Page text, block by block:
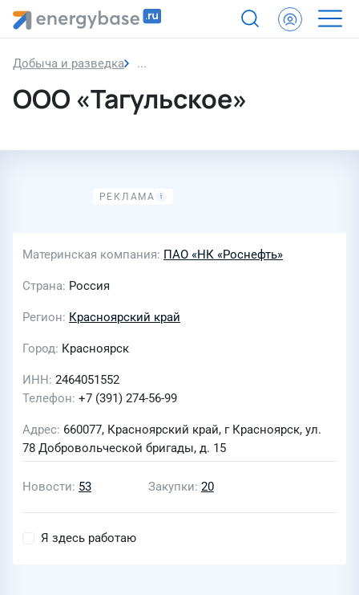
Добыча и разведка ООО «Тагульское»
ООО «Тагульское»
Материнская компания ПАО «НК «Роснефть»
Страна Россия
Регион Красноярский край
Город Красноярск
ИНН 2464051552
Телефон +7 (391) 274-56-99
Адрес 660077, Красноярский край, г Красноярск, ул.
78 Добровольческой бригады, д. 15
Новости 53 Закупки 20
Я здесь работаю